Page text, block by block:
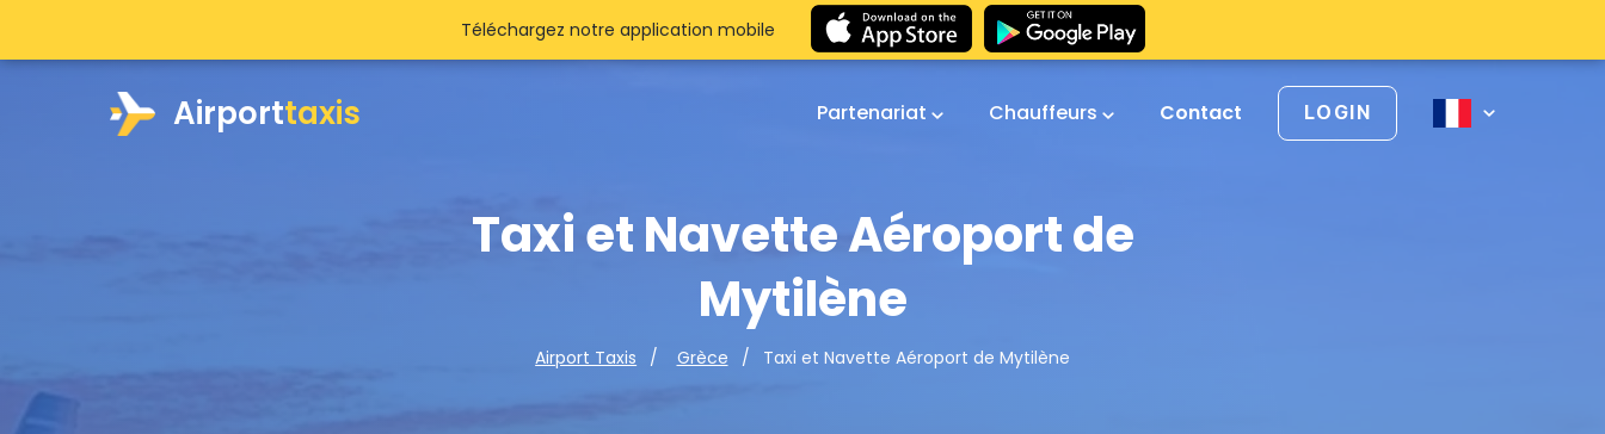
Airporttaxis Partenariat Chauffeurs Contact LOGIN
Taxi et Navette Aéroport de
Mytilène
Airport Taxis Grèce Taxi et Navette Aéroport de Mytilène
Téléchargez notre application mobile